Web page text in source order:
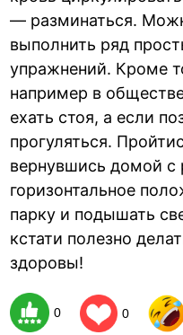
— разминаться.
выполнить ряд
упражнений. Кроме
например в
ехать стоя, а если
прогуляться.
вернувшись домой с
горизонтальное
парку и подышать
кстати полезно
здоровы!
0 0